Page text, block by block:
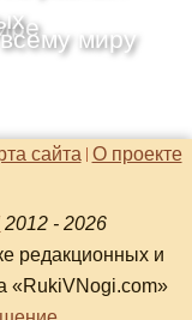
миру
О проекте
сайта
2012 - 2026
редакционных и
«RukiVNogi.com»